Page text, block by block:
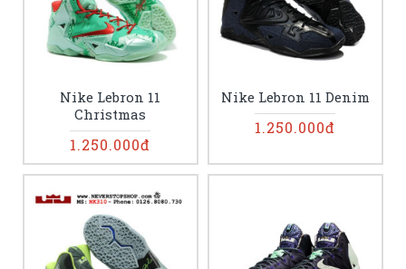
Nike Lebron 11
Christmas
1.250.000đ
Nike Lebron 11 Denim
1.250.000đ